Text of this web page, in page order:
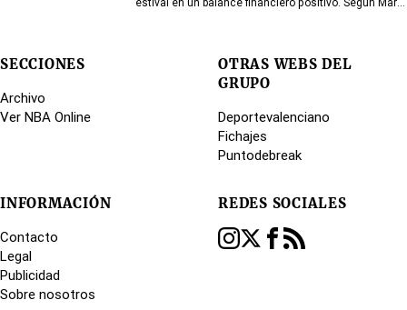
marcado por la incertidumbre y los cambios de
SECCIONES
Archivo
Ver NBA Online
OTRAS WEBS DEL
GRUPO
Deportevalenciano
Fichajes
Puntodebreak
INFORMACIÓN
Contacto
Legal
Publicidad
Sobre nosotros
REDES SOCIALES